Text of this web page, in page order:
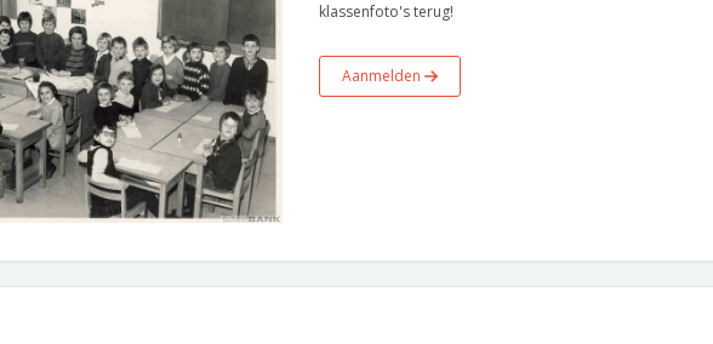
klassenfoto's terug!
Aanmelden